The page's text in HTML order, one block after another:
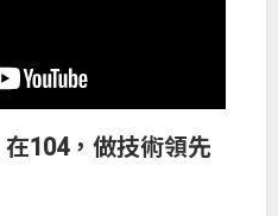
104，做技術領先